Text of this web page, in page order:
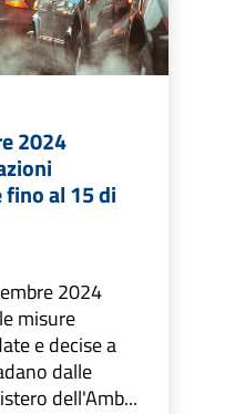
2024
al 15 di
2024
misure
e decise a
dalle
dell'Amb...